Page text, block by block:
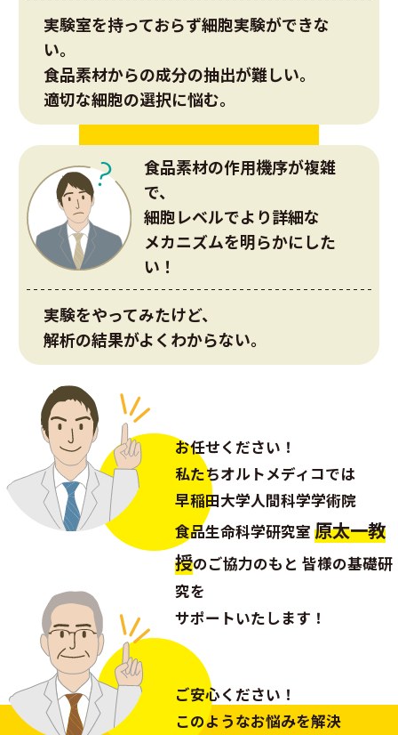
実験室を持っておらず細胞実験ができな
い。
食品素材からの成分の抽出が難しい。
適切な細胞の選択に悩む。
食品素材の作用機序が複雑
で、
細胞レベルでより詳細な
メカニズムを明らかにした
い！
実験をやってみたけど、
解析の結果がよくわからない。
お任せください！
私たちオルトメディコでは
早稲田大学人間科学学術院
食品生命科学研究室原太一教
授のご協力のもと 皆様の基礎研
究を
サポートいたします！
ご安心ください！
このようなお悩みを解決